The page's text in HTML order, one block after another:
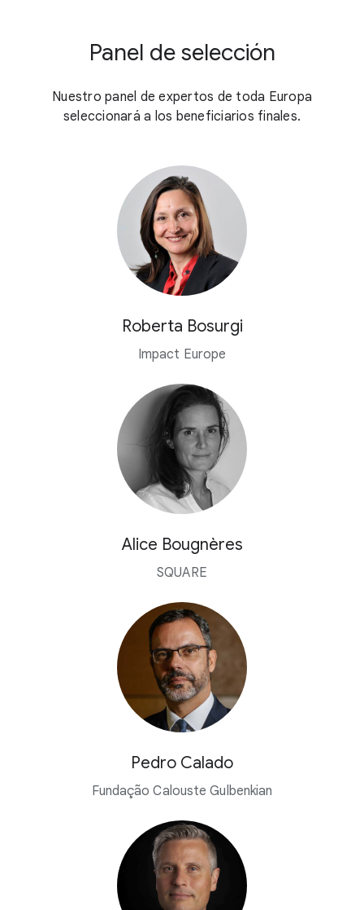
Panel de selección
Nuestro panel de expertos de toda Europa
seleccionará a los beneficiarios finales.
Roberta Bosurgi
Impact Europe
Alice Bougnères
SQUARE
Pedro Calado
Fundação Calouste Gulbenkian